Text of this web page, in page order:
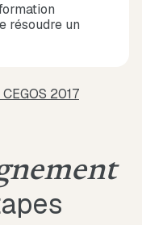
résoudre un
2017